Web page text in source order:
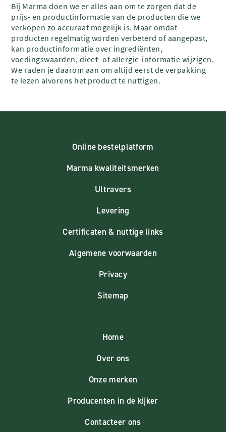
Bij Marma doen we er alles aan om te zorgen dat de
prijs- en productinformatie van de producten die we
verkopen zo accuraat mogelijk is. Maar omdat
producten regelmatig worden verbeterd of aangepast,
kan productinformatie over ingrediënten,
voedingswaarden, dieet- of allergie-informatie wijzigen.
We raden je daarom aan om altijd eerst de verpakking
te lezen alvorens het product te nuttigen.
Online bestelplatform
Marma kwaliteitsmerken
Ultravers
Levering
Certificaten & nuttige links
Algemene voorwaarden
Privacy
Sitemap
Home
Over ons
Onze merken
Producenten in de kijker
Contacteer ons